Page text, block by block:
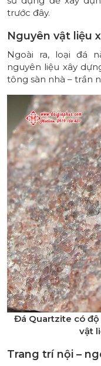
trước đây.
Nguyên vật liệu
Ngoài ra, loại đá
nguyên liệu xây
tông sàn nhà – trần
Đá Quartzite có
vật
Trang trí nội –